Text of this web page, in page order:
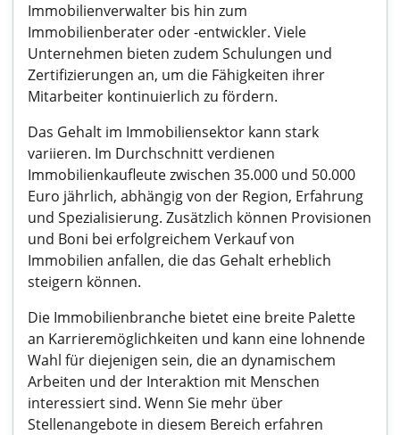
Immobilienverwalter bis hin zum
Immobilienberater oder -entwickler. Viele
Unternehmen bieten zudem Schulungen und
Zertifizierungen an, um die Fähigkeiten ihrer
Mitarbeiter kontinuierlich zu fördern.
Das Gehalt im Immobiliensektor kann stark
variieren. Im Durchschnitt verdienen
Immobilienkaufleute zwischen 35.000 und 50.000
Euro jährlich, abhängig von der Region, Erfahrung
und Spezialisierung. Zusätzlich können Provisionen
und Boni bei erfolgreichem Verkauf von
Immobilien anfallen, die das Gehalt erheblich
steigern können.
Die Immobilienbranche bietet eine breite Palette
an Karrieremöglichkeiten und kann eine lohnende
Wahl für diejenigen sein, die an dynamischem
Arbeiten und der Interaktion mit Menschen
interessiert sind. Wenn Sie mehr über
Stellenangebote in diesem Bereich erfahren